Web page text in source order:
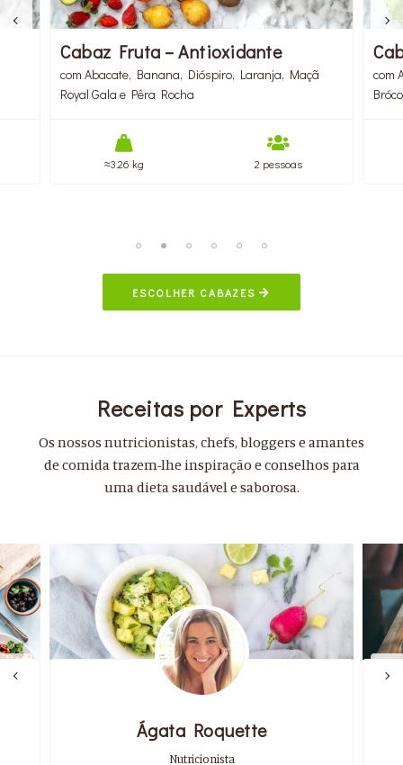
Cabaz Fruta – Antioxidante
com Abacate, Banana, Dióspiro, Laranja, Maçã
Royal Gala e Pêra Rocha
≈3.26 kg 2 pessoas
com
ESCOLHER CABAZES
Receitas por Experts
Os nossos nutricionistas, chefs, bloggers e amantes
de comida trazem-lhe inspiração e conselhos para
uma dieta saudável e saborosa.
Ágata Roquette
Nutricionista